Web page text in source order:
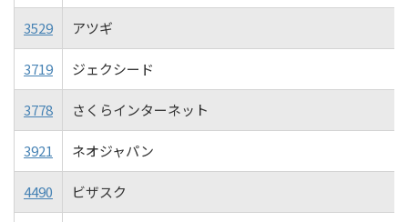
3529 アツギ
3719 ジェクシード
3778 さくらインターネット
3921 ネオジャパン
4490 ビザスク